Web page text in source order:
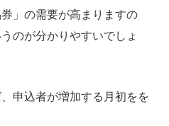
」の需要が高まりますの
のが分かりやすいでしょ
申込者が増加する月初をを